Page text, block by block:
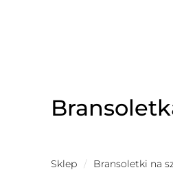
Sklep / Bransoletki na